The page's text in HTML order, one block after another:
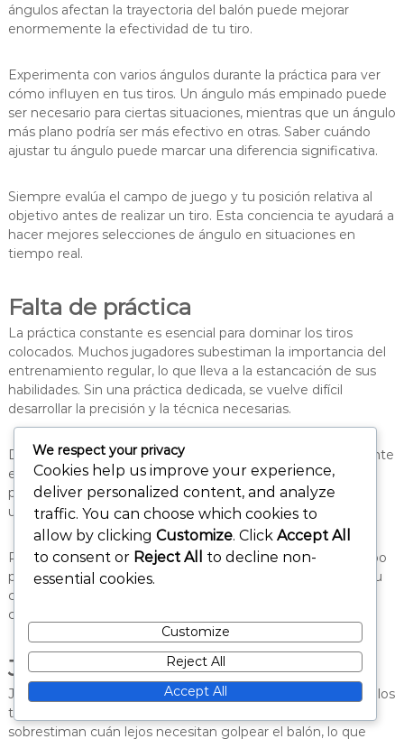
ángulos afectan la trayectoria del balón puede mejorar
enormemente la efectividad de tu tiro.
Experimenta con varios ángulos durante la práctica para ver
cómo influyen en tus tiros. Un ángulo más empinado puede
ser necesario para ciertas situaciones, mientras que un ángulo
más plano podría ser más efectivo en otras. Saber cuándo
ajustar tu ángulo puede marcar una diferencia significativa.
Siempre evalúa el campo de juego y tu posición relativa al
objetivo antes de realizar un tiro. Esta conciencia te ayudará a
hacer mejores selecciones de ángulo en situaciones en
tiempo real.
Falta de práctica
La práctica constante es esencial para dominar los tiros
colocados. Muchos jugadores subestiman la importancia del
entrenamiento regular, lo que lleva a la estancación de sus
habilidades. Sin una práctica dedicada, se vuelve difícil
desarrollar la precisión y la técnica necesarias.
Dedica tiempo cada semana para enfocarte específicamente
en los tiros colocados. Incorpora ejercicios que enfatizan la
precisión, como apuntar a áreas específicas de la portería o
usar marcadores para mejorar tu puntería.
Realiza un seguimiento de tu progreso a lo largo del tiempo
para mantenerte motivado. La práctica regular construirá tu
confianza y mejorará tu capacidad para ejecutar tiros
colocados de manera efectiva.
Juzgar mal la distancia
Juzgar mal la distancia al objetivo es un error frecuente en los
tiros colocados. Los jugadores a menudo subestiman o
sobrestiman cuán lejos necesitan golpear el balón, lo que
We respect your privacy
Cookies help us improve your experience,
deliver personalized content, and analyze
traffic. You can choose which cookies to
allow by clicking Customize. Click Accept All
to consent or Reject All
to decline non-
essential cookies.
Customize
Reject All
Accept All